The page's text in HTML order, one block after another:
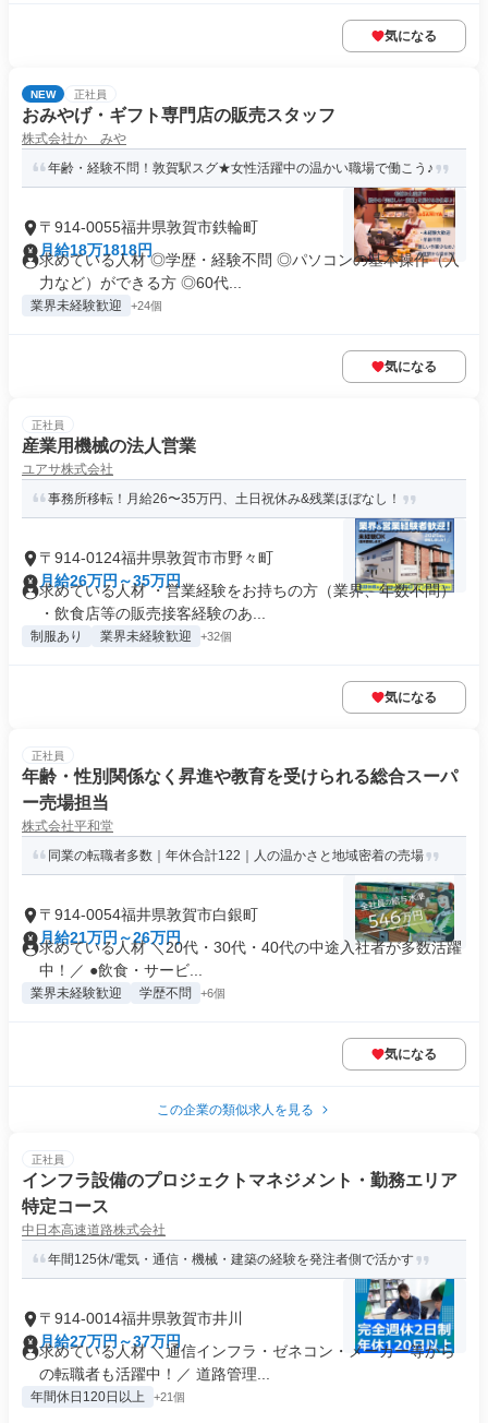
気になる
NEW 正社員
おみやげ・ギフト専門店の販売スタッフ
株式会社かゞみや
年齢・経験不問！敦賀駅スグ★女性活躍中の温かい職場で働こう♪
〒914-0055福井県敦賀市鉄輪町
月給18万1818円
求めている人材 ◎学歴・経験不問 ◎パソコンの基本操作（入
力など）ができる方 ◎60代...
業界未経験歓迎 +24個
気になる
正社員
産業用機械の法人営業
ユアサ株式会社
事務所移転！⽉給26〜35万円、⼟⽇祝休み&残業ほぼなし！
〒914-0124福井県敦賀市市野々町
月給26万円～35万円
求めている人材 ・営業経験をお持ちの⽅（業界、年数不問）
・飲⾷店等の販売接客経験のあ...
制服あり 業界未経験歓迎 +32個
気になる
正社員
年齢・性別関係なく昇進や教育を受けられる総合スーパ
ー売場担当
株式会社平和堂
同業の転職者多数｜年休合計122｜人の温かさと地域密着の売場
〒914-0054福井県敦賀市白銀町
月給21万円～26万円
求めている人材 ＼20代・30代・40代の中途入社者が多数活躍
中！／ ●飲食・サービ...
業界未経験歓迎 学歴不問 +6個
気になる
この企業の類似求人を見る
正社員
インフラ設備のプロジェクトマネジメント・勤務エリア
特定コース
中日本高速道路株式会社
年間125休/電気・通信・機械・建築の経験を発注者側で活かす
〒914-0014福井県敦賀市井川
月給27万円～37万円
求めている人材 ＼通信インフラ・ゼネコン・メーカー等から
の転職者も活躍中！／ 道路管理...
年間休日120日以上 +21個